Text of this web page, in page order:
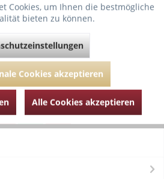
In den Warenkorb
zum Artikel?
2507-Spicy-Berry-80-B
Cookies, um Ihnen die bestmögliche
bieten zu können.
Cookies akzeptieren
Alle Cookies akzeptieren